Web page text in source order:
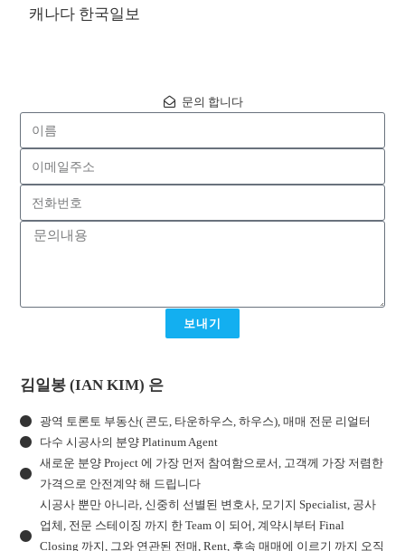
캐나다 한국일보
문의 합니다
보내기
김일봉 (IAN KIM) 은
광역 토론토 부동산( 콘도, 타운하우스, 하우스), 매매 전문 리얼터
다수 시공사의 분양 Platinum Agent
새로운 분양 Project 에 가장 먼저 참여함으로서, 고객께 가장 저렴한
가격으로 안전계약 해 드립니다
시공사 뿐만 아니라, 신중히 선별된 변호사, 모기지 Specialist, 공사
업체, 전문 스테이징 까지 한 Team 이 되어, 계약시부터 Final
Closing 까지, 그와 연관된 전매, Rent, 후속 매매에 이르기 까지 오직